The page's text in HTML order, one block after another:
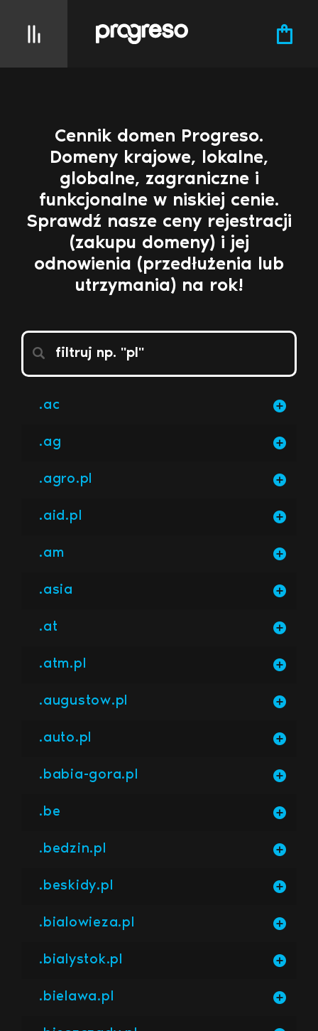
Cennik domen Progreso.
Domeny krajowe, lokalne,
globalne, zagraniczne i
funkcjonalne w niskiej cenie.
Sprawdź nasze ceny rejestracji
(zakupu domeny) i jej
odnowienia (przedłużenia lub
utrzymania) na rok!
.ac
.ag
.agro.pl
.aid.pl
.am
.asia
.at
.atm.pl
.augustow.pl
.auto.pl
.babia-gora.pl
.be
.bedzin.pl
.beskidy.pl
.bialowieza.pl
.bialystok.pl
.bielawa.pl